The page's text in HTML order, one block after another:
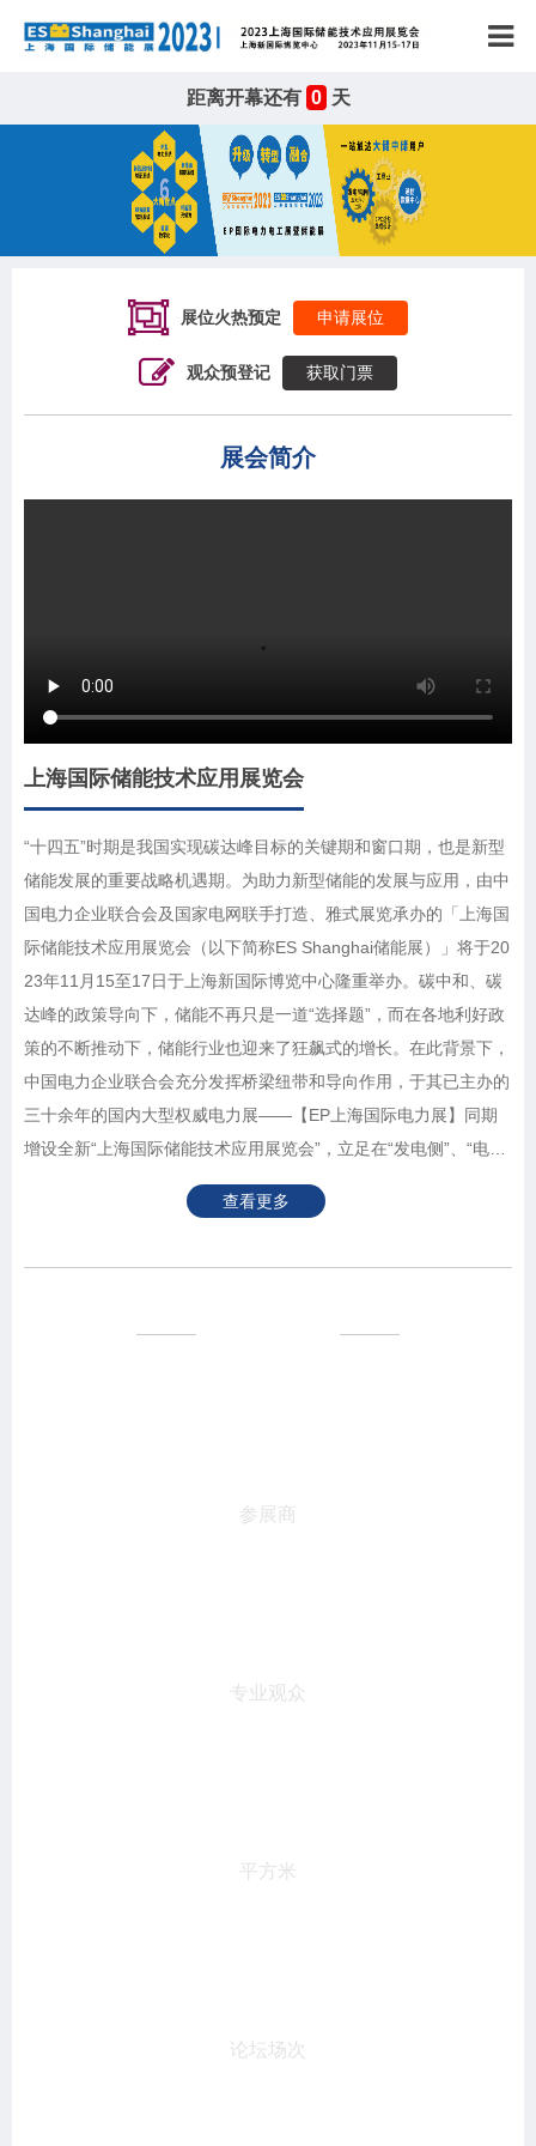
距离开幕还有 0 天
展位火热预定 申请展位
观众预登记 获取门票
展会简介
上海国际储能技术应用展览会
“十四五”时期是我国实现碳达峰目标的关键期和窗口期，也是新型
储能发展的重要战略机遇期。为助力新型储能的发展与应用，由中
国电力企业联合会及国家电网联手打造、雅式展览承办的「上海国
际储能技术应用展览会（以下简称ES Shanghai储能展）」将于20
23年11月15至17日于上海新国际博览中心隆重举办。碳中和、碳
达峰的政策导向下，储能不再只是一道“选择题”，而在各地利好政
策的不断推动下，储能行业也迎来了狂飙式的增长。在此背景下，
中国电力企业联合会充分发挥桥梁纽带和导向作用，于其已主办的
三十余年的国内大型权威电力展——【EP上海国际电力展】同期
增设全新“上海国际储能技术应用展览会”，立足在“发电侧”、“电网
侧”的大储资源优势，围绕“新型储能”、“分布式微电网”、“光储
充”等热门话题，与诸位一起打开新型电力系统下的储能发展新空
查看更多
参展商
专业观众
平方米
论坛场次